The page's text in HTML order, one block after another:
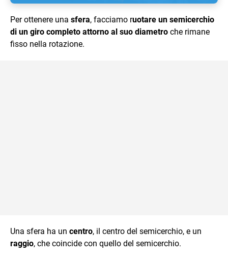
Per ottenere una sfera, facciamo ruotare un semicerchio
di un giro completo attorno al suo diametro che rimane
fisso nella rotazione.
Una sfera ha un centro, il centro del semicerchio, e un
raggio, che coincide con quello del semicerchio.